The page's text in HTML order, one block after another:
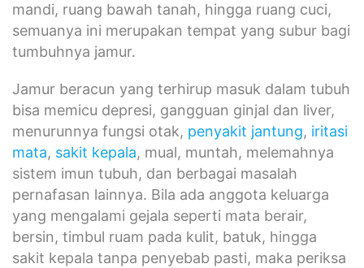
mandi, ruang bawah tanah, hingga ruang cuci,
semuanya ini merupakan tempat yang subur bagi
tumbuhnya jamur.
Jamur beracun yang terhirup masuk dalam tubuh
bisa memicu depresi, gangguan ginjal dan liver,
menurunnya fungsi otak, penyakit jantung, iritasi
mata, sakit kepala, mual, muntah, melemahnya
sistem imun tubuh, dan berbagai masalah
pernafasan lainnya. Bila ada anggota keluarga
yang mengalami gejala seperti mata berair,
bersin, timbul ruam pada kulit, batuk, hingga
sakit kepala tanpa penyebab pasti, maka periksa